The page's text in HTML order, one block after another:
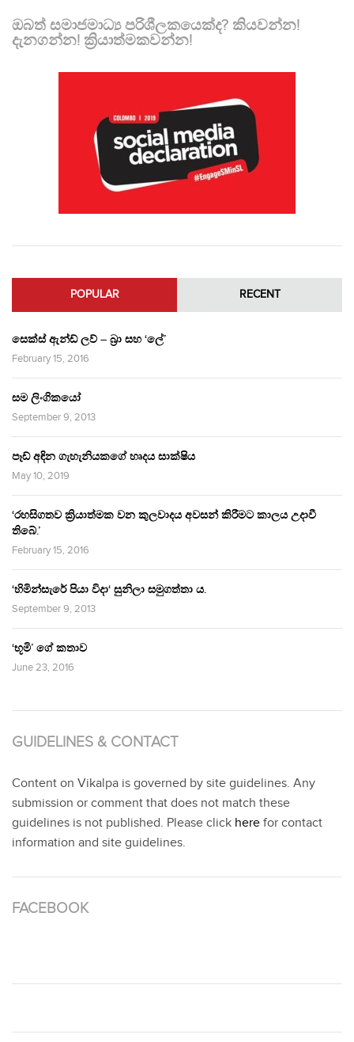
ඔබත් සමාජමාධ්‍ය පරිශීලකයෙක්ද? කියවන්න!
දැනගන්න! ක්‍රියාත්මකවන්න!
POPULAR RECENT
සෙක්ස් ඇන්ඩ් ලව් – බ්‍රා සහ ‘ලේ’
February 15, 2016
සම ලිංගිකයෝ
September 9, 2013
පෑඩ් අඳින ගැහැනියකගේ හෘදය සාක්ෂිය
May 10, 2019
‘රහසිගතව ක්‍රියාත්මක වන කුලවාදය අවසන් කිරීමට කාලය උදාවී
තිබේ.’
February 15, 2016
‘හිමින්සැරේ පියා විදා‘ සුනිලා සමුගත්තා ය.
September 9, 2013
‘භූමි’ ගේ කතාව
June 23, 2016
GUIDELINES & CONTACT
Content on Vikalpa is governed by site guidelines. Any
submission or comment that does not match these
guidelines is not published. Please click here for contact
information and site guidelines.
FACEBOOK